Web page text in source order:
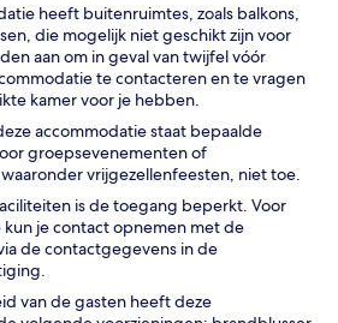
heeft buitenruimtes, zoals balkons,
die mogelijk niet geschikt zijn voor
aan om in geval van twijfel vóór
te contacteren en te vragen
kamer voor je hebben.
accommodatie staat bepaalde
groepsevenementen of
vrijgezellenfeesten, niet toe.
is de toegang beperkt. Voor
je contact opnemen met de
de contactgegevens in de
van de gasten heeft deze